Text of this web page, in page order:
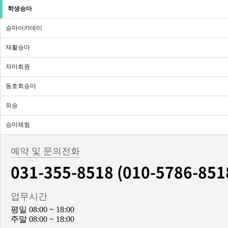
학생승마
승마아카데미
재활승마
자마회원
동호회승마
외승
승마체험
예약 및 문의전화
031-355-8518 (010-5786-
업무시간
평일 08:00 ~ 18:00
주말 08:00 ~ 18:00